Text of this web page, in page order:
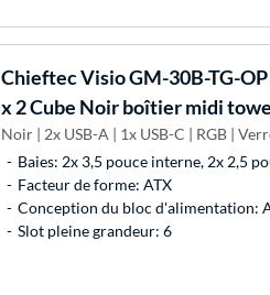
ChieftecVisio GM-30B-TG-
x 2 Cube Noir boîtier midi
Noir | 2x USB-A | 1x USB-C | RGB |
Baies: 2x 3,5 pouce interne, 2x 2,5
Facteur de forme: ATX
Conception du bloc d'alimentation:
Slot pleine grandeur: 6